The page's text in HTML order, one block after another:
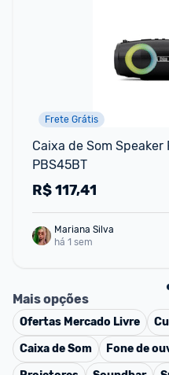
Frete Grátis
Caixa de Som
PBS45BT
R$117,41
Mariana Silva
há 1 sem
Mais opções
Ofertas Mercado Livre
Caixa de Som
Fone de